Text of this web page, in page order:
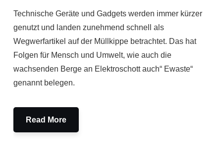
Technische Geräte und Gadgets werden immer kürzer
genutzt und landen zunehmend schnell als
Wegwerfartikel auf der Müllkippe betrachtet. Das hat
Folgen für Mensch und Umwelt, wie auch die
wachsenden Berge an Elektroschott auch“ Ewaste“
genannt belegen.
Read More